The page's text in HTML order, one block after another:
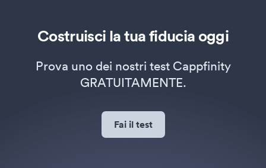
Costruisci la tua fiducia oggi
Prova uno dei nostri test Cappfinity
GRATUITAMENTE.
Fai il test